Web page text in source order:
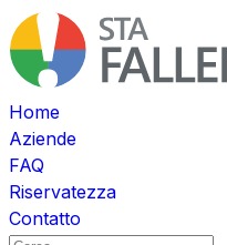
Home
Aziende
FAQ
Riservatezza
Contatto